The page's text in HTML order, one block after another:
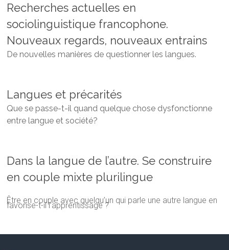
Recherches actuelles en
sociolinguistique francophone.
Nouveaux regards, nouveaux entrains
De nouvelles manières de questionner les langues.
Langues et précarités
Que se passe-t-il quand quelque chose dysfonctionne
entre langue et société?
Dans la langue de l’autre. Se construire
en couple mixte plurilingue
Être en couple avec quelqu’un qui parle une autre langue en
favorise-t-il l’apprentissage ?